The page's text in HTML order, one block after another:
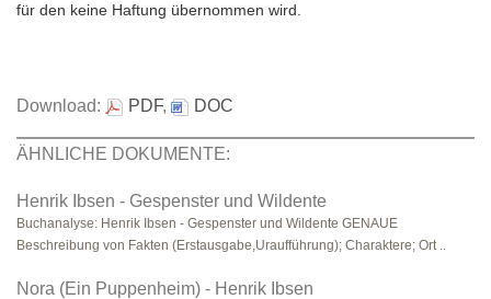
für den keine Haftung übernommen wird.
Download: PDF, DOC
ÄHNLICHE DOKUMENTE:
Henrik Ibsen - Gespenster und Wildente
Buchanalyse: Henrik Ibsen - Gespenster und Wildente GENAUE
Beschreibung von Fakten (Erstausgabe,Uraufführung); Charaktere; Ort ..
Nora (Ein Puppenheim) - Henrik Ibsen